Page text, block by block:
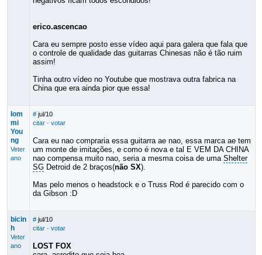
erico.ascencao
Cara eu sempre posto esse vídeo aqui para galera que fala que
o controle de qualidade das guitarras Chinesas não é tão ruim
assim!
Tinha outro vídeo no Youtube que mostrava outra fabrica na
China que era ainda pior que essa!
Iom
mi
You
ng
Veter
ano
# jul/10
citar· votar
Cara eu nao compraria essa guitarra ae nao, essa marca ae tem
um monte de imitações, e como é nova e tal E VEM DA CHINA
nao compensa muito nao, seria a mesma coisa de uma Shelter
SGDetroid de 2 braços(não SX).
Mas pelo menos o headstock e o Truss Rod é parecido com o
da Gibson :D
bicin
h
Veter
ano
# jul/10
citar· votar
LOST FOX